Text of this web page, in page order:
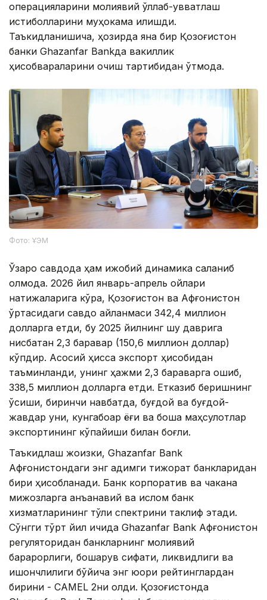
операцияларини молиявий қўллаб-қувватлаш
истиқболларини муҳокама қилишди.
Таъкидланишича, ҳозирда яна бир Қозоғистон
банки Ghazanfar Bankда вакиллик
ҳисобварақларини очиш тартибидан ўтмоқда.
Фото: ҰЭМ
Ўзаро савдода ҳам ижобий динамика сақланиб
қолмоқда. 2026 йил январь-апрель ойлари
натижаларига кўра, Қозоғистон ва Афғонистон
ўртасидаги савдо айланмаси 342,4 миллион
долларга етди, бу 2025 йилнинг шу даврига
нисбатан 2,3 баравар (150,6 миллион доллар)
кўпдир. Асосий ҳисса экспорт ҳисобидан
таъминланди, унинг ҳажми 2,3 бараварга ошиб,
338,5 миллион долларга етди. Етказиб беришнинг
ўсиши, биринчи навбатда, буғдой ва буғдой-
жавдар уни, кунгабоқар ёғи ва бошқа маҳсулотлар
экспортининг кўпайиши билан боғлиқ.
Таъкидлаш жоизки, Ghazanfar Bank
Афғонистондаги энг қадимги тижорат банкларидан
бири ҳисобланади. Банк корпоратив ва чакана
мижозларга анъанавий ва ислом банк
хизматларининг тўлиқ спектрини таклиф этади.
Сўнгги тўрт йил ичида Ghazanfar Bank Афғонистон
регуляторидан банкларнинг молиявий
барқарорлиги, бошқарув сифати, ликвидлиги ва
ишончлилиги бўйича энг юқори рейтинглардан
бирини - CAMEL 2ни олди. Қозоғистонда